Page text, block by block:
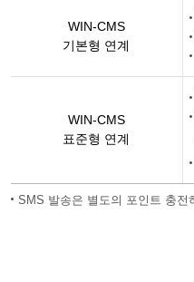
WIN-CMS
기본형 연계
WIN-CMS
표준형 연계
SMS 발송은 별도의 포인트 충